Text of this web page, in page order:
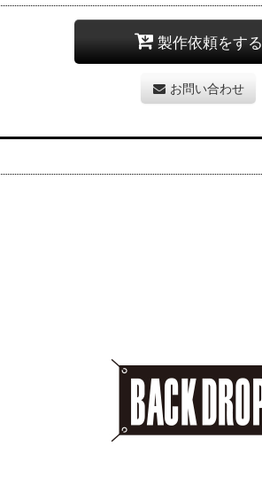
製作依頼をする
お問い合わせ